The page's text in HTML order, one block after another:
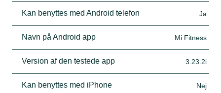
Kan benyttes med Android telefon Ja
Navn på Android app Mi Fitness
Version af den testede app 3.23.2i
Kan benyttes med iPhone Nej